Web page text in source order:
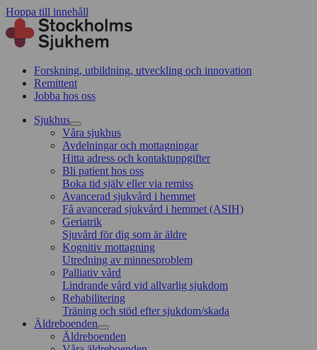
Hoppa till innehåll
Forskning, utbildning, utveckling och innovation
Remittent
Jobba hos oss
Sjukhus
Våra sjukhus
Avdelningar och mottagningar
Hitta adress och kontaktuppgifter
Bli patient hos oss
Boka tid själv eller via remiss
Avancerad sjukvård i hemmet
Få avancerad sjukvård i hemmet (ASIH)
Geriatrik
Sjuvård för dig som är äldre
Kognitiv mottagning
Utredning av minnesproblem
Palliativ vård
Lindrande vård vid allvarlig sjukdom
Rehabilitering
Träning och stöd efter sjukdom/skada
Äldreboenden
Äldreboenden